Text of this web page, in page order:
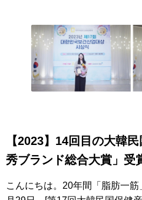
【2023】14回目の大韓
秀ブランド総合大賞」受
こんにちは。20年間「脂肪一